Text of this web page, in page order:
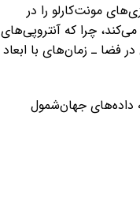
مونت‌کارلو را در
چرا که آنتروپی‌های
فضا ـ زمان‌های با ابعاد
داده‌های جهان‌شمول